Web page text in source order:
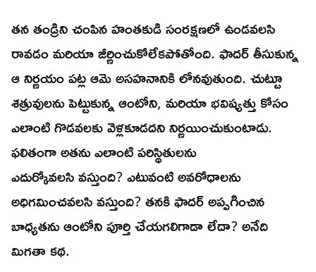
తన తండ్రిని చంపిన హంతకుడి సంరక్షణలో ఉండవలసి
రావడం మరియా జీర్ణించుకోలేకపోతోంది. ఫాదర్ తీసుకున్న
ఆ నిర్ణయం పట్ల ఆమె అసహనానికి లోనవుతుంది. చుట్టూ
శత్రువులను పెట్టుకున్న ఆంటోని, మరియా భవిష్యత్తు కోసం
ఎలాంటి గొడవలకు వెళ్లకూడదని నిర్ణయించుకుంటాడు.
ఫలితంగా అతను ఎలాంటి పరిస్థితులను
ఎదుర్కోవలసి వస్తుంది? ఎటువంటి అవరోధాలను
అధిగమించవలసి వస్తుంది? తనకి ఫాదర్ అప్పగించిన
బాధ్యతను ఆంటోని పూర్తి చేయగలిగాడా లేదా? అనేది
మిగతా కథ.